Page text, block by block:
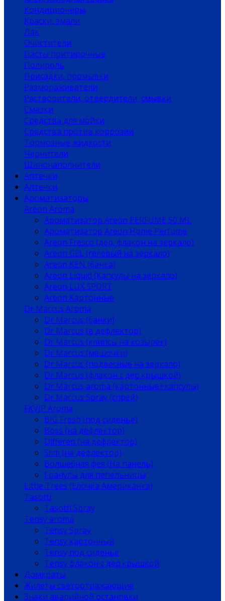
Кондиционеры
Краски, эмали
Лак
Очистители
Пасты притирочные
Полироль
Присадки, промывки
Размораживатели
Растворители, отвердители, смывки
Смазки
Средства для мойки
Средства против коррозии
Тормозные жидкости
Чернители
Шинонаполнители
Аптечки
Аптечки
Ароматизаторы
Areon Aroma
Ароматизатор Areon PERFUME 50 ML
Ароматизатор Areon Home Perfume
Areon Fresco (дер. флакон на зеркало)
Areon GEL (гелевый на зеркало)
Areon KEN (банка)
Areon Liquid (Капсулы на зеркало)
Areon LUX SPORT
Areon Картонные
Dr Marcus Aroma
Dr Marcus (банки)
Dr Marcus (в дефлектор)
Dr Marcus (клипсы на козырек)
Dr Marcus (мешочки)
Dr Marcus (подвесные на зеркало)
Dr Marcus (флакон с дер.крышкой)
Dr Marcus aroma (картонные+капсулы)
Dr Marcus Spray (спрей)
FKVJP Aroma
BIG Fresh (под сиденье)
Boss (на дефлектор)
Differen (на дефлектор)
Slim (на дефлектор)
Волшебная фея (На панель)
Гранулы для пепельницы
Little Trees (Елочка Американка)
Tasotti
Tasotti Spray
Tensy aroma
Tensy Spray
Tensy картонный
Tensy под сиденье
Tensy флакон с дер.крышкой
Домкраты
Жилеты светоотражающие
Знаки аварийной остановки